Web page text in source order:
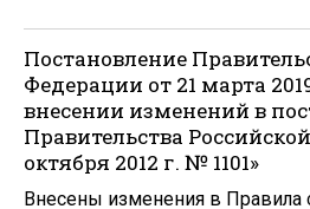
Постановление
Федерации от 21 марта
внесении изменений в
Правительства
октября 2012 г. № 1101»
Внесены изменения в Правила